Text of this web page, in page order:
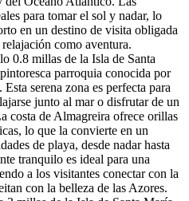
para tomar el sol y nadar, lo
en un destino de visita obligada
como aventura.
0.8 millas de la Isla de Santa
parroquia conocida por
serena zona es perfecta para
junto al mar o disfrutar de un
costa de Almagreira ofrece orillas
lo que la convierte en un
de playa, desde nadar hasta
tranquilo es ideal para una
a los visitantes conectar con la
con la belleza de las Azores.